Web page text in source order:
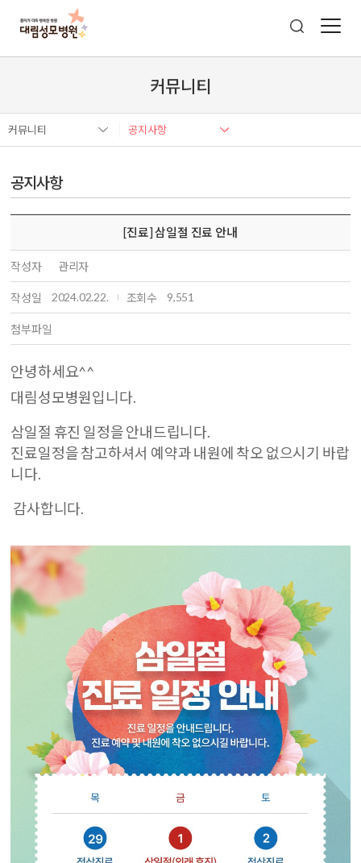
커뮤니티
커뮤니티 공지사항
공지사항
[진료] 삼일절 진료 안내
작성자 관리자
작성일 2024.02.22. 조회수 9,551
첨부파일
안녕하세요^^
대림성모병원입니다.
삼일절 휴진 일정을 안내드립니다.
진료일정을 참고하셔서 예약과 내원에 착오 없으시기 바랍
니다.
감사합니다.